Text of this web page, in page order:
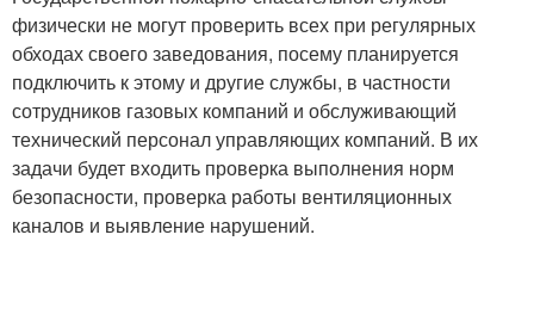
физически не могут проверить всех при регулярных
обходах своего заведования, посему планируется
подключить к этому и другие службы, в частности
сотрудников газовых компаний и обслуживающий
технический персонал управляющих компаний. В их
задачи будет входить проверка выполнения норм
безопасности, проверка работы вентиляционных
каналов и выявление нарушений.